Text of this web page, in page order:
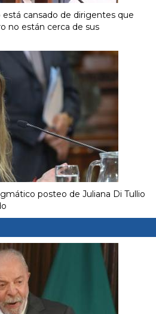
está cansado de dirigentes que
no están cerca de sus
posteo de Juliana Di Tullio